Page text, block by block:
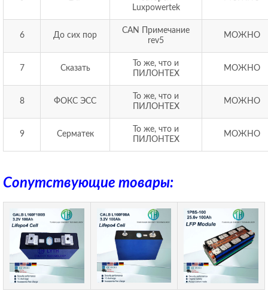
Luxpowertek
6 До сих пор
CAN Примечание
rev5
МОЖНО
7 Сказать
То же, что и
ПИЛОНТЕХ
МОЖНО
8 ФОКС ЭСС
То же, что и
ПИЛОНТЕХ
МОЖНО
9 Серматек
То же, что и
ПИЛОНТЕХ
МОЖНО
Сопутствующие товары: